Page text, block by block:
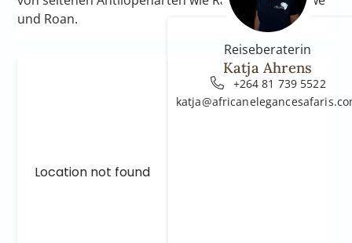
und Roan.
Reiseberaterin
Katja Ahrens
+264 81 739 5522
Location not found